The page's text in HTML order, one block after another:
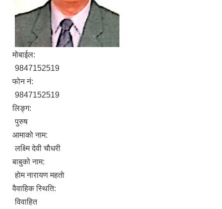
मोबाईल:
9847152519
फोन नं:
9847152519
लिङ्ग:
पुरुष
आमाको नाम:
लक्ष्मि देवी चाैधरी
बाबुको नाम:
हाेम नारायण महताे
वैवाहिक स्थिति:
विवाहित